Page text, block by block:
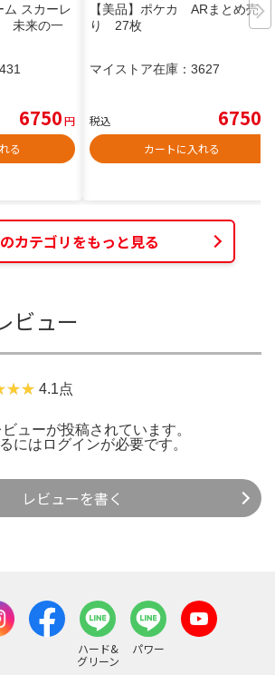
ム スカーレ
未来の一
6750円
る
【美品】ポケカ ARまとめ売
り 27枚
マイストア在庫： 3627
税込 6750
カートに入れる
カテゴリをもっと見る
ビュー
4.1点
ューが投稿されています。
には ログインが必要です。
レビューを書く
ハード&
グリーン
パワー